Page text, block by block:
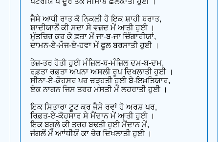
ਜੈਸੇ ਆਧੀ ਰਾਤ ਕੋ ਨਿਕਲੀ ਹੋ ਇਕ ਸ਼ਾਹੀ ਬਰਾਤ,
ਸ਼ਾਦੀਯਾਨੋਂ ਕੀ ਸਦਾ ਸੇ ਵਜ਼ਦ ਮੇਂ ਆਤੀ ਹੁਈ ।
ਮੁੰਤਜ਼ਿਰ ਕਰ ਕੇ ਫ਼ਜ਼ਾ ਮੇਂ ਜਾ-ਬ-ਜਾ ਚਿੰਗਾਰੀਯਾਂ,
ਦਾਮਨ-ਏ-ਮੌਜ-ਏ-ਹਵਾ ਮੇਂ ਫੂਲ ਬਰਸਾਤੀ ਹੁਈ ।
ਤੇਜ਼-ਤਰ ਹੋਤੀ ਹੁਈ ਮੰਜ਼ਿਲ-ਬ-ਮੰਜ਼ਿਲ ਦਮ-ਬ-ਦਮ,
ਰਫ਼ਤਾ ਰਫ਼ਤਾ ਅਪਨਾ ਅਸਲੀ ਰੂਪ ਦਿਖਲਾਤੀ ਹੁਈ ।
ਸੀਨਾ-ਏ-ਕੋਹਸਰ ਪਰ ਚੜ੍ਹਤੀ ਹੁਈ ਬੇ-ਇਖ਼ਤਿਯਾਰ,
ਏਕ ਨਾਗਨ ਜਿਸ ਤਰਹ ਮਸਤੀ ਮੇਂ ਲਹਰਾਤੀ ਹੁਈ ।
ਇਕ ਸਿਤਾਰਾ ਟੂਟ ਕਰ ਜੈਸੇ ਰਵਾਂ ਹੋ ਅਰਸ਼ ਪਰ,
ਰਿਫ਼ਤ-ਏ-ਕੋਹਸਾਰ ਸੇ ਮੈਂਦਾਨ ਮੇਂ ਆਤੀ ਹੁਈ ।
ਇਕ ਬਗੂਲੇ ਕੀ ਤਰਹ ਬਢਤੀ ਹੁਈ ਮੈਂਦਾਨ ਮੇਂ,
ਜੰਗਲੋਂ ਮੇਂ ਆਾਂਧੀਯੋਂ ਕਾ ਜ਼ੋਰ ਦਿਖਲਾਤੀ ਹੁਈ ।